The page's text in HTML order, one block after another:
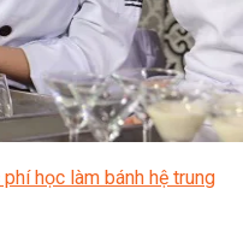
học làm bánh hệ trung